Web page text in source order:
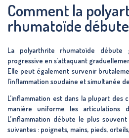
Comment la
rhumatoïde
La polyarthrite rhumatoïde débute
progressive en s’attaquant
Elle peut également survenir
l’inflammation soudaine et simultanée
L’inflammation est dans la plupart
manière uniforme les articulations
L’inflammation débute le plus
suivantes : poignets, mains, pieds,